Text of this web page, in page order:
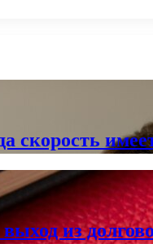
скорость
из